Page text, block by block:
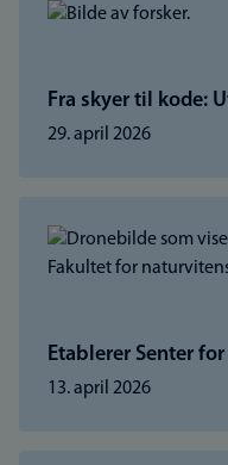
Fra skyer til kode:
29. april 2026
Etablerer Senter
13. april 2026